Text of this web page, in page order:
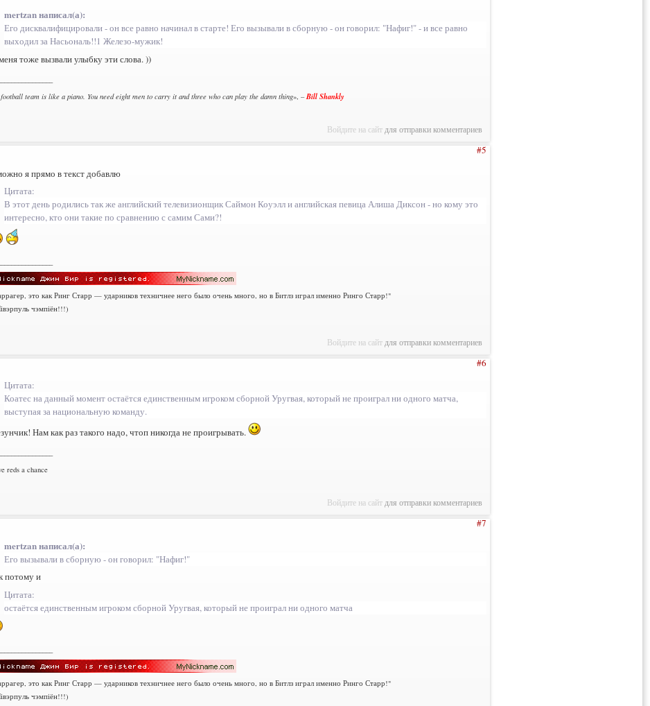
mertzan написал(а):
Его дисквалифицировали - он все равно начинал в старте! Его вызывали в сборную - он говорил: "Нафиг!" - и все равно
выходил за Насьональ!!1 Железо-мужик!
тоже вызвали улыбку эти слова. ))
team is like a piano. You need eight men to carry it and three who can play the damn thing», –Bill Shankly
Войдите на сайт для отправки комментариев
#5
я прямо в текст добавлю
Цитата:
В этот день родились так же английский телевизионщик Саймон Коуэлл и английская певица Алиша Диксон - но кому это
интересно, кто они такие по сравнению с самим Сами?!
это как Ринг Старр — ударников техничнее него было очень много, но в Битлз играл именно Ринго Старр!"
чэмпіён!!!)
Войдите на сайт для отправки комментариев
#6
Цитата:
Коатес на данный момент остаётся единственным игроком сборной Уругвая, который не проиграл ни одного матча,
выступая за национальную команду.
Нам как раз такого надо, чтоп никогда не проигрывать.
reds a chance
Войдите на сайт для отправки комментариев
#7
mertzan написал(а):
Его вызывали в сборную - он говорил: "Нафиг!"
потому и
Цитата:
остаётся единственным игроком сборной Уругвая, который не проиграл ни одного матча
это как Ринг Старр — ударников техничнее него было очень много, но в Битлз играл именно Ринго Старр!"
чэмпіён!!!)